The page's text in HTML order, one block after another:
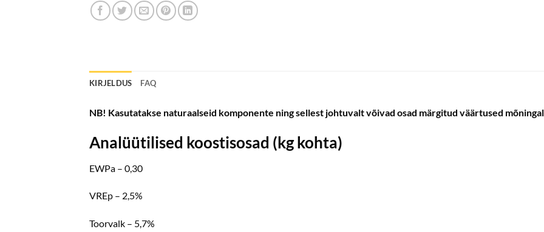
KIRJELDUS FAQ
NB! Kasutatakse naturaalseid komponente ning sellest johtuvalt võivad osad märgitud väärtused
Analüütilised koostisosad (kg kohta)
EWPa – 0,30
VREp – 2,5%
Toorvalk – 5,7%